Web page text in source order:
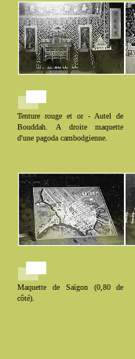
Tenture rouge et or - Autel de
Bouddah. A droite maquette
d'une pagoda cambodgienne.
Maquette de Saïgon (0,80 de
côté).